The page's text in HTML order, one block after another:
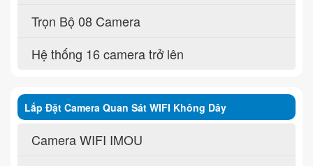
Trọn Bộ 08 Camera
Hệ thống 16 camera trở lên
Lắp Đặt Camera Quan Sát WIFI Không Dây
Camera WIFI IMOU